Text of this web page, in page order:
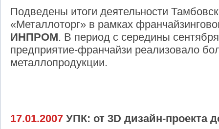
Подведены итоги деятельности
«Металлоторг» в рамках
ИНПРОМ. В период с середины
предприятие-франчайзи реализовало
металлопродукции.
17.01.2007 УПК: от 3D дизайн-проекта